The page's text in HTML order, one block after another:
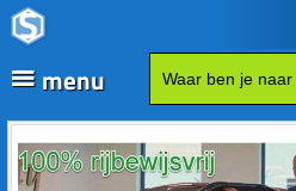
menu
Fatbikes
Scooter kopen